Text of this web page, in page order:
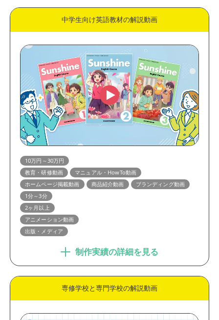
中学生向け英語教材の解説動画
10万円～30万円
教育・研修動画
マニュアル・HowTo動画
ホームページ掲載動画
商品紹介動画
ブランディング動画
1分～3分
2ヶ月以上
アニメーション動画
出版・メディア
制作実績の詳細を見る
専修学校と専門学校の解説動画